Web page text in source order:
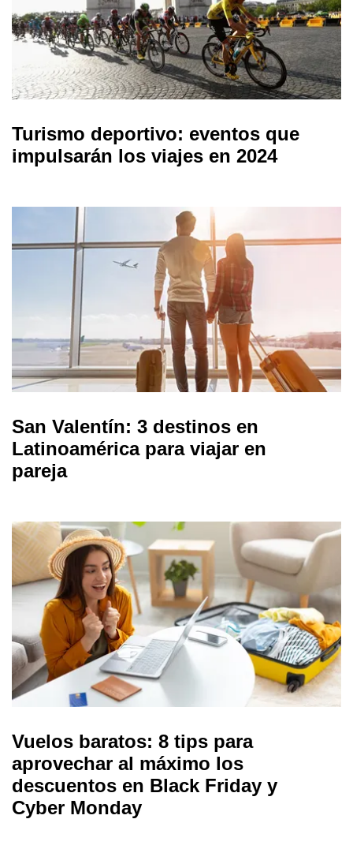
Turismo deportivo: eventos que
impulsarán los viajes en 2024
San Valentín: 3 destinos en
Latinoamérica para viajar en
pareja
Vuelos baratos: 8 tips para
aprovechar al máximo los
descuentos en Black Friday y
Cyber Monday